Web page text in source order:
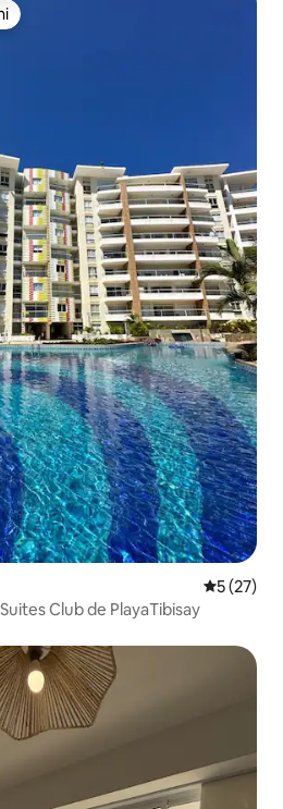
Ukadiriaji
5 (27)
Club de PlayaTibisay